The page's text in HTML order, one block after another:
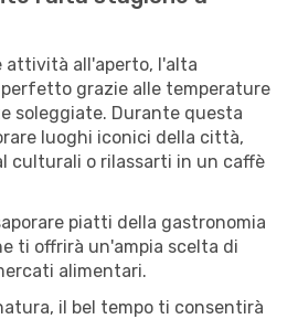
attività all'aperto, l'alta
grazie alle temperature
soleggiate. Durante questa
luoghi iconici della città,
culturali o rilassarti in un caffè
piatti della gastronomia
ti offrirà un'ampia scelta di
alimentari.
il bel tempo ti consentirà